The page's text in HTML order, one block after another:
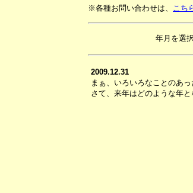
※各種お問い合わせは、 こち
年月を選
2009.12.31
まぁ、いろいろなことのあ
さて、来年はどのような年